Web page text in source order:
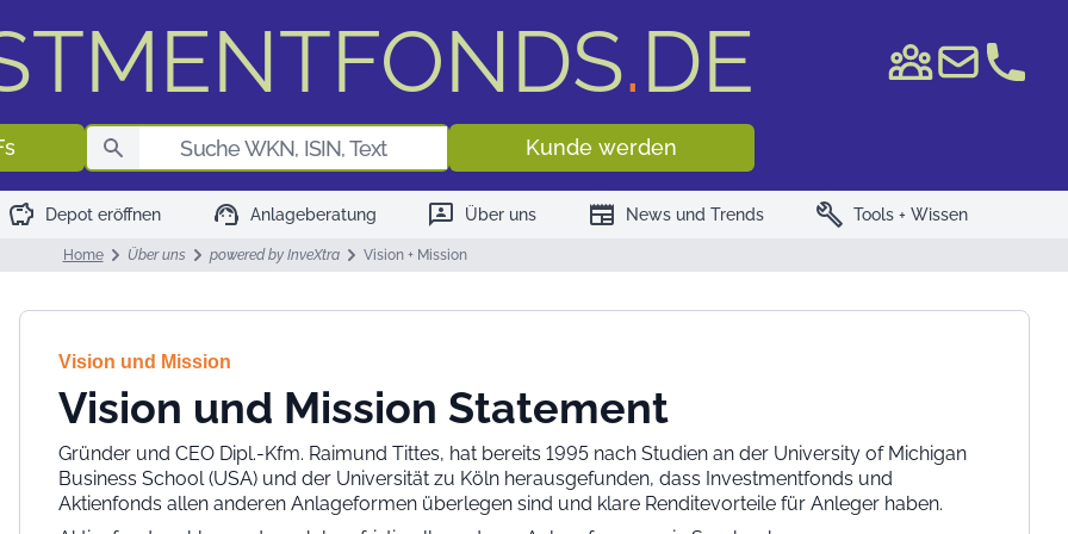
.DE
Fondssuche WKN/ISIN
Kunde werden
savings Depot eröffnen support_agent Anlageberatung 3p Über uns newspaper News und Trends build Tools + Wissen
Home Über uns powered by InveXtra Vision + Mission
Vision und Mission
Vision und Mission Statement
Gründer und CEO Dipl.-Kfm. Raimund Tittes, hat bereits 1995 nach Studien an der University of Michigan
Business School (USA) und der Universität zu Köln herausgefunden, dass Investmentfonds und
Aktienfonds allen anderen Anlageformen überlegen sind und klare Renditevorteile für Anleger haben.